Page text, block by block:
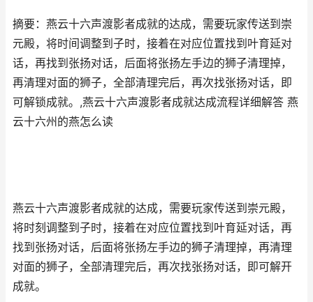
摘要：燕云十六声渡影者成就的达成，需要玩家传送到崇
元殿，将时间调整到子时，接着在对应位置找到叶育延对
话，再找到张扬对话，后面将张扬左手边的狮子清理掉，
再清理对面的狮子，全部清理完后，再次找张扬对话，即
可解锁成就。,燕云十六声渡影者成就达成流程详细解答 燕
云十六州的燕怎么读
燕云十六声渡影者成就的达成，需要玩家传送到崇元殿，
将时刻调整到子时，接着在对应位置找到叶育延对话，再
找到张扬对话，后面将张扬左手边的狮子清理掉，再清理
对面的狮子，全部清理完后，再次找张扬对话，即可解开
成就。